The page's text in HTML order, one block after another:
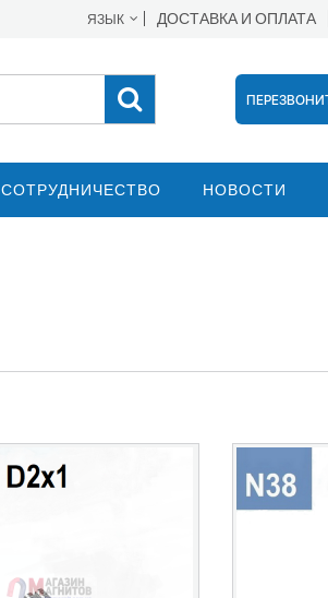
ЯЗЫК ДОСТАВКА И ОПЛАТА
СОТРУДНИЧЕСТВО НОВОСТИ